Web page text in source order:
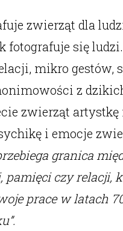
zwierząt dla
fotografuje się
mikro gestów,
z
zwierząt
i emocje
granica
pamięci czy
prace w latach